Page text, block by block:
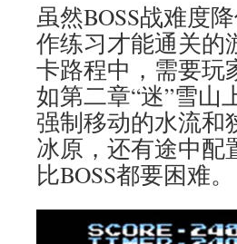
虽然BOSS战难度
作练习才能通关的
卡路程中，需要玩
如第二章“迷”雪山
强制移动的水流和
冰原，还有途中配
比BOSS都要困难。